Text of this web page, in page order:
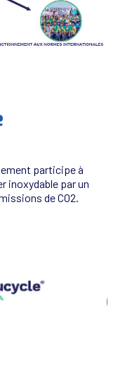
participe à
inoxydable par un
de CO2.